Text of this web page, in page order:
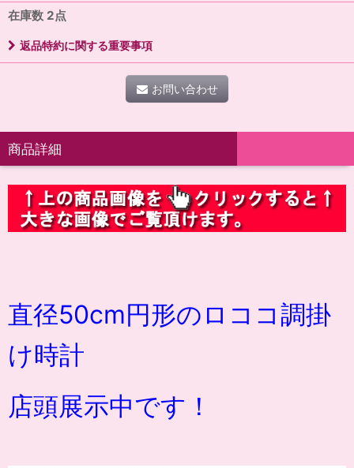
在庫数 2点
返品特約に関する重要事項
お問い合わせ
商品詳細
直径50cm円形のロココ調掛
け時計
店頭展示中です！